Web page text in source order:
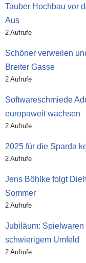
Tauber Hochbau vor
Aus
2 Aufrufe
Schöner verweilen
Breiter Gasse
2 Aufrufe
Softwareschmiede
europaweit wachsen
2 Aufrufe
2025 für die Sparda
2 Aufrufe
Jens Böhlke folgt
Sommer
2 Aufrufe
Jubiläum: Spielwaren
schwierigem Umfeld
2 Aufrufe